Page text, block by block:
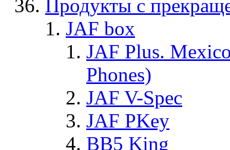
Продукты с
JAF box
JAF Plus.
Phones)
JAF V-Spec
JAF PKey
BB5 King